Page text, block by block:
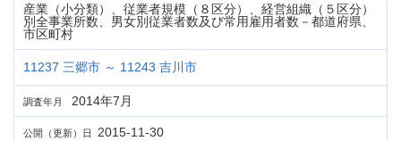
産業（小分類）、従業者規模（８区分）、経営組織（５区分）
別全事業所数、男女別従業者数及び常用雇用者数－都道府県、
市区町村
11237 三郷市 ～ 11243 吉川市
調査年月 2014年7月
公開（更新）日 2015-11-30